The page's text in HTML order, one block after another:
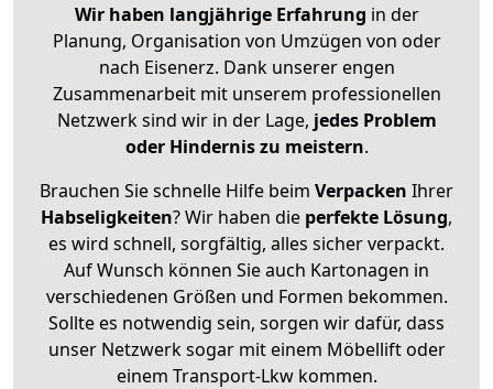
Wir haben langjährige Erfahrung in der
Planung, Organisation von Umzügen von oder
nach Eisenerz. Dank unserer engen
Zusammenarbeit mit unserem professionellen
Netzwerk sind wir in der Lage, jedes Problem
oder Hindernis zu meistern.
Brauchen Sie schnelle Hilfe beim Verpacken Ihrer
Habseligkeiten? Wir haben die perfekte Lösung,
es wird schnell, sorgfältig, alles sicher verpackt.
Auf Wunsch können Sie auch Kartonagen in
verschiedenen Größen und Formen bekommen.
Sollte es notwendig sein, sorgen wir dafür, dass
unser Netzwerk sogar mit einem Möbellift oder
einem Transport-Lkw kommen.